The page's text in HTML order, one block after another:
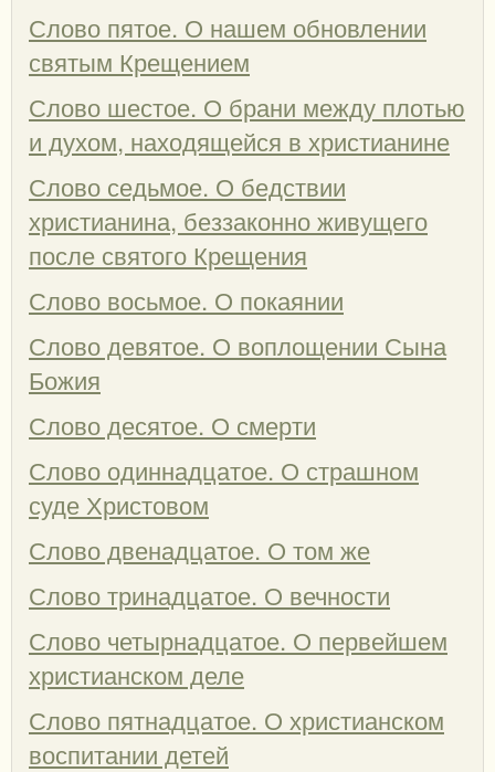
Слово пятое. О нашем обновлении
святым Крещением
Слово шестое. О брани между плотью
и духом, находящейся в христианине
Слово седьмое. О бедствии
христианина, беззаконно живущего
после святого Крещения
Слово восьмое. О покаянии
Слово девятое. О воплощении Сына
Божия
Слово десятое. О смерти
Слово одиннадцатое. О страшном
суде Христовом
Слово двенадцатое. О том же
Слово тринадцатое. О вечности
Слово четырнадцатое. О первейшем
христианском деле
Слово пятнадцатое. О христианском
воспитании детей